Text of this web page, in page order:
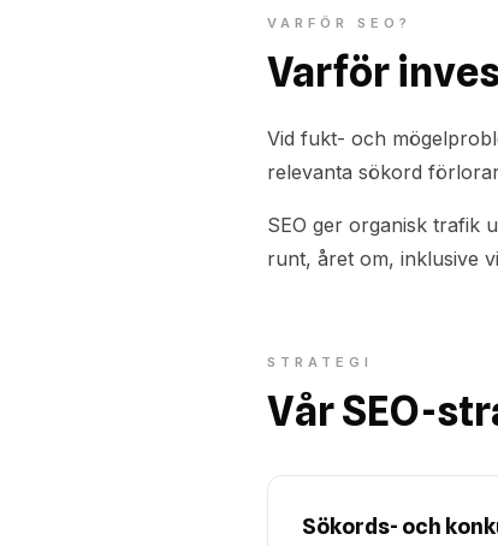
VARFÖR SEO?
Varför
Vid fukt- och
relevanta sökord
SEO ger organisk trafik
runt, året om, inklusive
STRATEGI
Vår SEO-
Sökords- och